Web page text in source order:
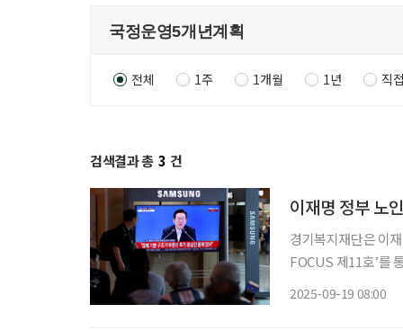
전체 1주 1개월 1년 직
검색결과 총 3 건
이재명 정부 노
경기복지재단은 이
FOCUS 제11호’를
2025-09-19 08:00